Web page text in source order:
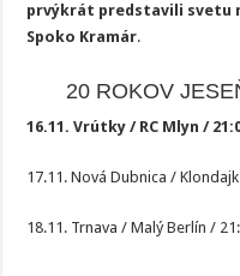
prvýkrát predstavili svetu
Spoko Kramár.
20 ROKOV
16.11. Vrútky / RC Mlyn /
17.11. Nová Dubnica /
18.11. Trnava / Malý Berlín /